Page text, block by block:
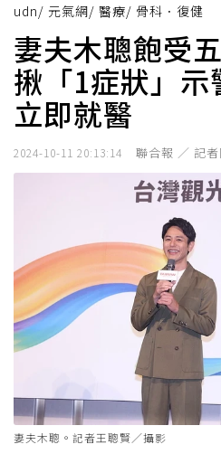
udn/ 元氣網/ 醫療/ 骨科．復健
妻夫木聰飽受
揪「1症狀」
立即就醫
2024-10-11 20:13:14 聯合報 ／ 記
妻夫木聰。記者王聰賢／攝影